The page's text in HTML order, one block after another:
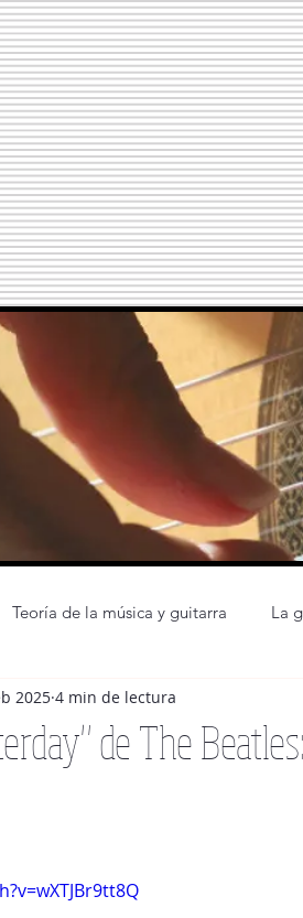
Teoría de la música y guitarra La
para niños Cosas de Luthier
de The
2025 4 min de lectura